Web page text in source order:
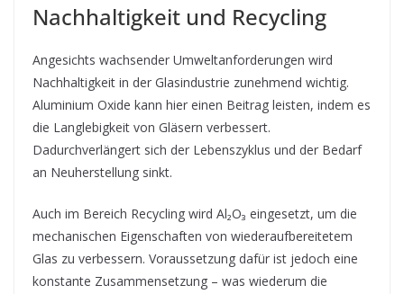
Nachhaltigkeit und Recycling
Angesichts wachsender Umweltanforderungen wird
Nachhaltigkeit in der Glasindustrie zunehmend wichtig.
Aluminium Oxide kann hier einen Beitrag leisten, indem es
die Langlebigkeit von Gläsern verbessert.
Dadurchverlängert sich der Lebenszyklus und der Bedarf
an Neuherstellung sinkt.
Auch im Bereich Recycling wird Al₂O₃ eingesetzt, um die
mechanischen Eigenschaften von wiederaufbereitetem
Glas zu verbessern. Voraussetzung dafür ist jedoch eine
konstante Zusammensetzung – was wiederum die